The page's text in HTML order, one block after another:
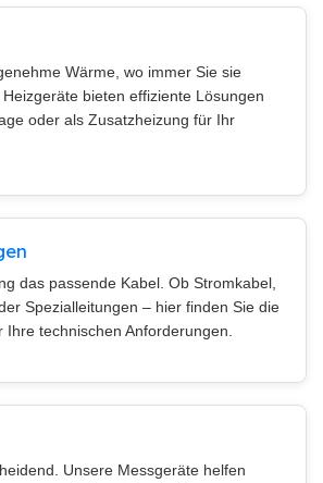
Wärme, wo immer Sie sie
bieten effiziente Lösungen
oder als Zusatzheizung für Ihr
das passende Kabel. Ob Stromkabel,
Spezialleitungen – hier finden Sie die
Ihre technischen Anforderungen.
Unsere Messgeräte helfen